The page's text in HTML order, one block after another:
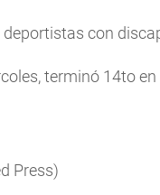
con
terminó 14to
Press)